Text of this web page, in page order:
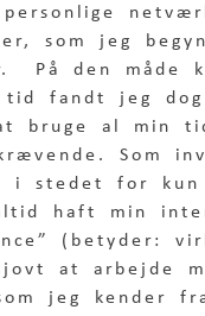
som jeg
På den
fandt jeg
bruge al min
Som
i stedet for
haft min
(betyder:
at arbejde
jeg kender